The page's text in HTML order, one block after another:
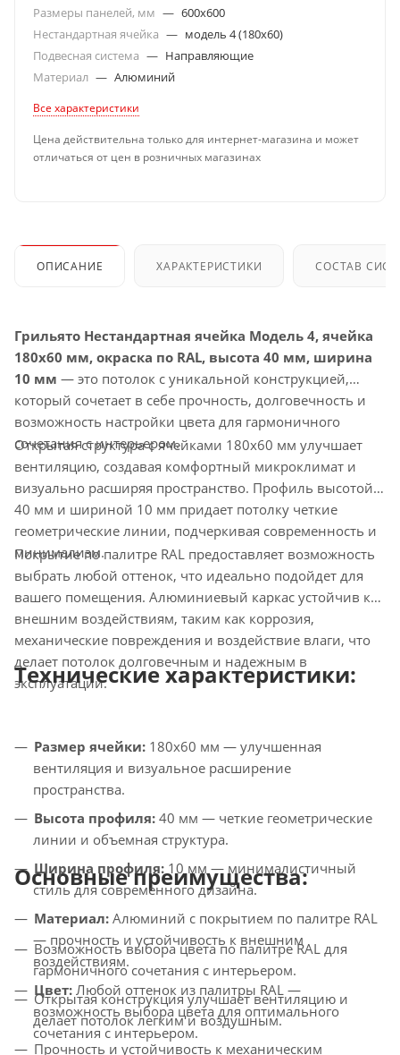
Размеры панелей, мм — 600x600
Нестандартная ячейка — модель 4 (180х60)
Подвесная система — Направляющие
Материал — Алюминий
Все характеристики
Цена действительна только для интернет-магазина и может
отличаться от цен в розничных магазинах
ОПИСАНИЕ ХАРАКТЕРИСТИКИ СОСТАВ
Грильято Нестандартная ячейка Модель 4, ячейка
180х60 мм, окраска по RAL, высота 40 мм, ширина
10 мм — это потолок с уникальной конструкцией,
который сочетает в себе прочность, долговечность и
возможность настройки цвета для гармоничного
сочетания с интерьером.
Открытая структура с ячейками 180х60 мм улучшает
вентиляцию, создавая комфортный микроклимат и
визуально расширяя пространство. Профиль высотой
40 мм и шириной 10 мм придает потолку четкие
геометрические линии, подчеркивая современность и
минимализм.
Покрытие по палитре RAL предоставляет возможность
выбрать любой оттенок, что идеально подойдет для
вашего помещения. Алюминиевый каркас устойчив к
внешним воздействиям, таким как коррозия,
механические повреждения и воздействие влаги, что
делает потолок долговечным и надежным в
эксплуатации.
Технические характеристики:
Размер ячейки: 180х60 мм — улучшенная
вентиляция и визуальное расширение
пространства.
Высота профиля: 40 мм — четкие геометрические
линии и объемная структура.
Ширина профиля: 10 мм — минималистичный
стиль для современного дизайна.
Материал: Алюминий с покрытием по палитре RAL
— прочность и устойчивость к внешним
воздействиям.
Цвет: Любой оттенок из палитры RAL —
возможность выбора цвета для оптимального
сочетания с интерьером.
Основные преимущества:
Возможность выбора цвета по палитре RAL для
гармоничного сочетания с интерьером.
Открытая конструкция улучшает вентиляцию и
делает потолок легким и воздушным.
Прочность и устойчивость к механическим